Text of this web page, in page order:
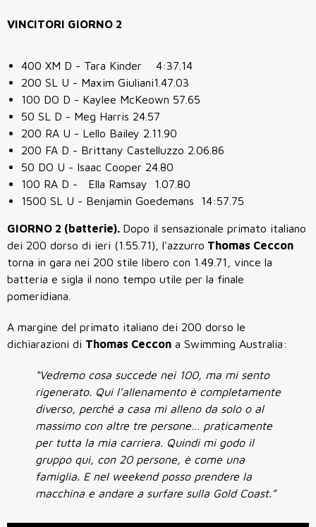
VINCITORI GIORNO 2
400 XM D - Tara Kinder 4:37.14
200 SL U - Maxim Giuliani1.47.03
100 DO D - Kaylee McKeown 57.65
50 SL D - Meg Harris 24.57
200 RA U - Lello Bailey 2.11.90
200 FA D - Brittany Castelluzzo 2.06.86
50 DO U - Isaac Cooper 24.80
100 RA D - Ella Ramsay 1.07.80
1500 SL U - Benjamin Goedemans 14:57.75
GIORNO 2 (batterie). Dopo il sensazionale primato italiano
dei 200 dorso di ieri (1.55.71), l'azzurro Thomas Ceccon
torna in gara nei 200 stile libero con 1.49.71, vince la
batteria e sigla il nono tempo utile per la finale
pomeridiana.
A margine del primato italiano dei 200 dorso le
dichiarazioni di Thomas Ceccon a Swimming Australia:
“Vedremo cosa succede nei 100, ma mi sento
rigenerato. Qui l’allenamento è completamente
diverso, perché a casa mi alleno da solo o al
massimo con altre tre persone… praticamente
per tutta la mia carriera. Quindi mi godo il
gruppo qui, con 20 persone, è come una
famiglia. E nel weekend posso prendere la
macchina e andare a surfare sulla Gold Coast.”